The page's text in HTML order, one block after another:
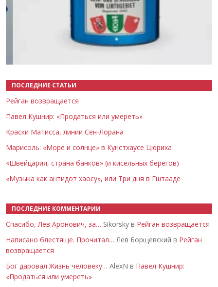
ПОСЛЕДНИЕ СТАТЬИ
Рейган возвращается
Павел Кушнир: «Продаться или умереть»
Краски Матисса, линии Сен-Лорана
Марисоль: «Море и солнце» в Кунстхаусе Цюриха
«Швейцария, страна банков» (и кисельных берегов)
«Музыка как антидот хаосу», или Три дня в Гштааде
ПОСЛЕДНИЕ КОММЕНТАРИИ
Спасибо, Лев Аронович, за… Sikorsky в Рейган возвращается
Написано блестяще. Прочитал… Лев Борщевский в Рейган
возвращается
Бог даровал Жизнь человеку… AlexN в Павел Кушнир:
«Продаться или умереть»